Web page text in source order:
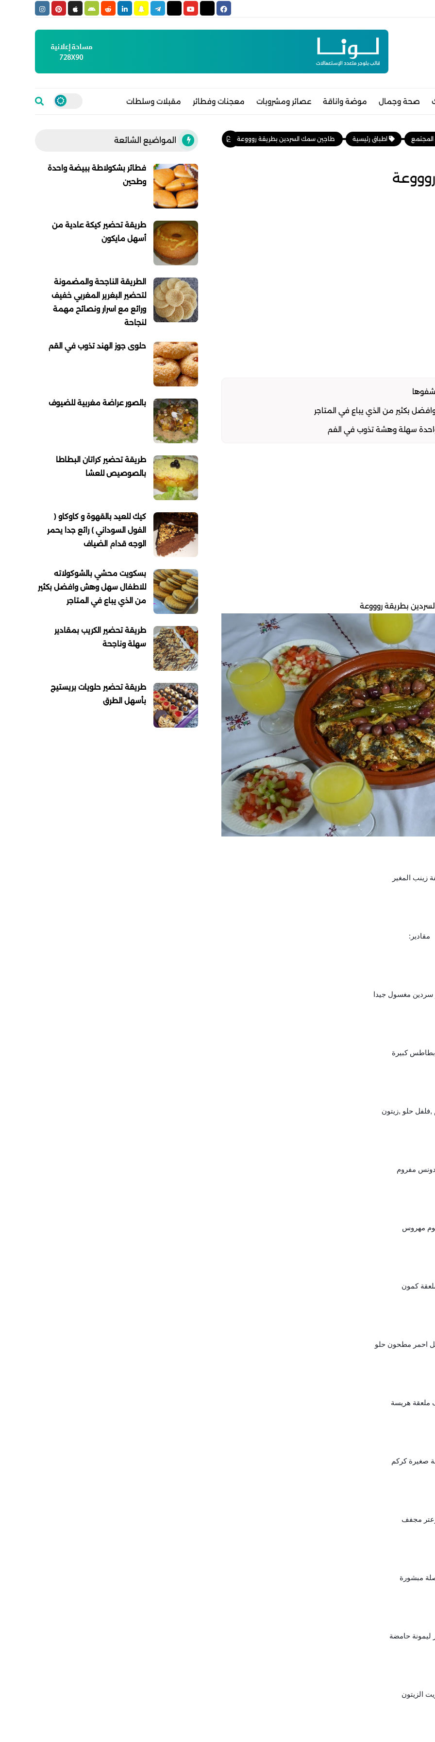
صحة وجمال موضة واناقة عصائر ومشروبات معجنات وفطائر مقبلات وسلطات
المجتمع اطباق رئيسية طاجين سمك السردين بطريقة روووعة
بكثير من الذي يباع في المتاجر
بطريقة روووعة
زينب المغير
مقادير:
مغسول جيدا
كبيرة
حلو ,زيتون
مفروم
مهروس
كمون
احمر مطحون حلو
هريسة
صغيرة كركم
مجفف
مبشورة
ليمونة حامضة
الزيتون
المواضيع الشائعة
فطائر بشكولاطة ببيضة واحدة
وطحين
طريقة تحضير كيكة عادية من
أسهل مايكون
الطريقة الناجحة والمضمونة
لتحضير البغرير المغربي خفيف
ورائع مع اسرار ونصائح مهمة
لنجاحة
حلوى جوز الهند تذوب في القم
بالصور عراضة مغربية للضيوف
طريقة تحضير كراتان البطاطا
بالصوصيص للعشا
كيك للعيد بالقهوة و كاوكاو (
الفول السوداني ) رائع جدا يحمر
الوجه قدام الضياف
بسكويت محشي بالشوكولاته
للاطفال سهل وهش وافضل بكثير
من الذي يباع في المتاجر
طريقة تحضير الكريب بمقادير
سهلة وناجحة
طريقة تحضير حلويات بريستيج
بأسهل الطرق